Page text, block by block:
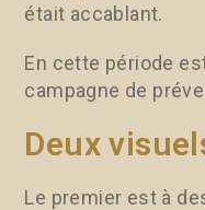
était accablant.
En cette période
campagne de
Deux
Le premier est à